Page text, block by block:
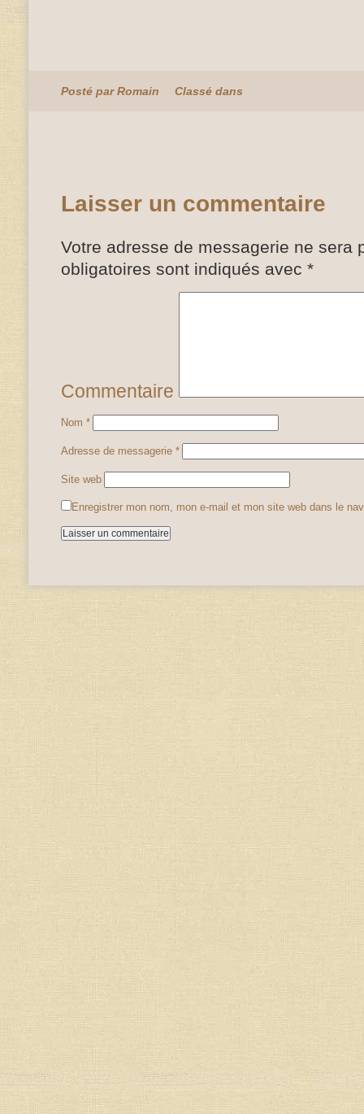
Posté par Romain Classé dans
Laisser un commentaire
Votre adresse de messagerie ne sera
obligatoires sont indiqués avec *
Commentaire
Nom *
Adresse de messagerie *
Site web
Enregistrer mon nom, mon e-mail et mon site web dans le